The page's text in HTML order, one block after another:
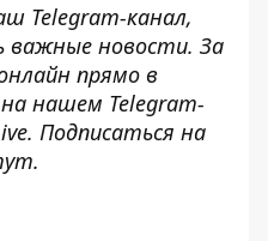
Telegram-канал,
важные новости. За
прямо в
нашем Telegram-
. Подписаться на
.